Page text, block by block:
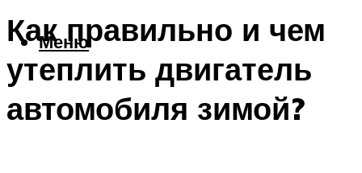
Меню
Как правильно и чем
утеплить двигатель
автомобиля зимой?